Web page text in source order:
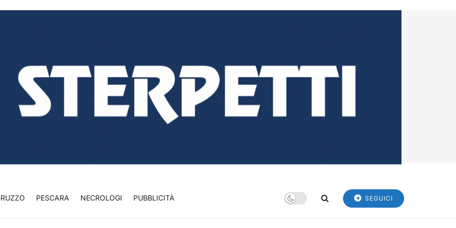
PESCARA NECROLOGI PUBBLICITÀ SEGUICI